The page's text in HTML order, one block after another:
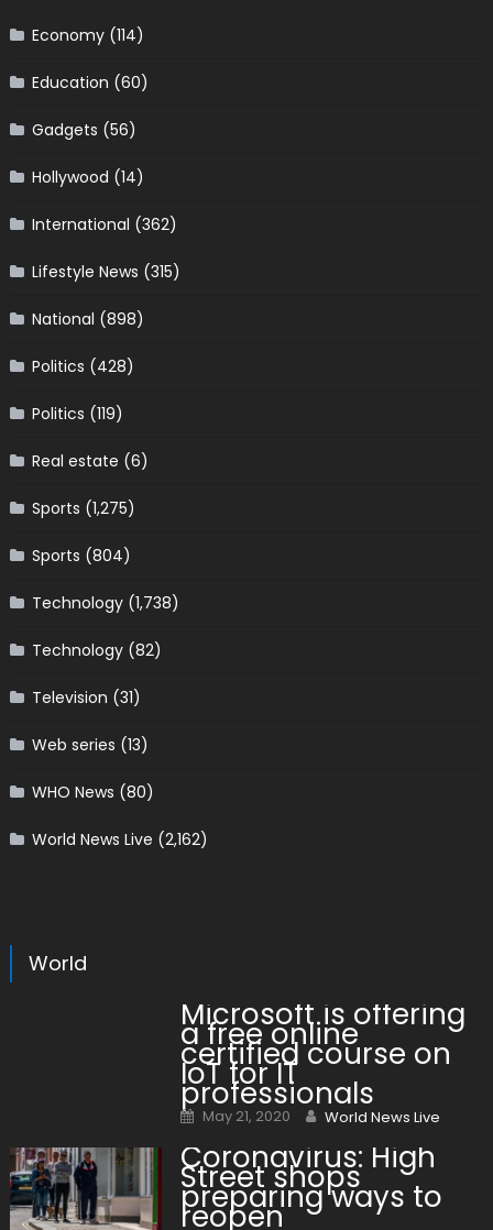
Economy(114)
Education (60)
Gadgets (56)
Hollywood (14)
International (362)
Lifestyle News (315)
National (898)
Politics (428)
Politics (119)
Real estate (6)
Sports (1,275)
Sports (804)
Technology(1,738)
Technology(82)
Television (31)
Web series (13)
WHO News (80)
World News Live (2,162)
World
Microsoft is offering
a free online
certified course on
IoT for IT
professionals
Posted on
May 21, 2020 Author
World News Live
Coronavirus: High
Street shops
preparing ways to
reopen